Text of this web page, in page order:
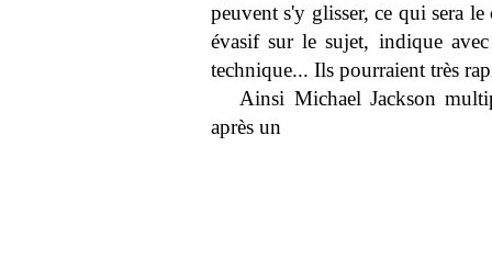
peuvent s'y glisser, ce qui sera
évasif sur le sujet, indique
technique... Ils pourraient très
Ainsi Michael Jackson
après un